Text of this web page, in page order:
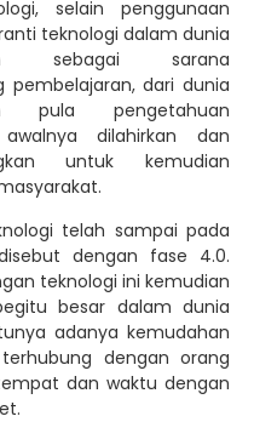
selain penggunaan
teknologi dalam dunia
sebagai sarana
pembelajaran, dari dunia
pula pengetahuan
dilahirkan dan
untuk kemudian
telah sampai pada
dengan fase 4.0.
teknologi ini kemudian
besar dalam dunia
adanya kemudahan
dengan orang
dan waktu dengan